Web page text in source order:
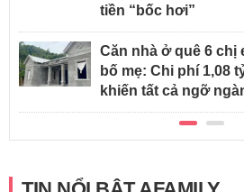
tiền “bốc hơi”
Căn nhà ở quê 6 chị
bố mẹ: Chi phí 1,08
khiến tất cả ngỡ